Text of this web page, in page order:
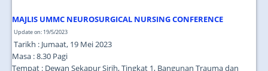
MAJLIS UMMC NEUROSURGICAL NURSING CONFERENCE
Update on: 19/5/2023
Tarikh : Jumaat, 19 Mei 2023
Masa : 8.30 Pagi
Tempat : Dewan Sekapur Sirih, Tingkat 1, Bangunan Trauma dan